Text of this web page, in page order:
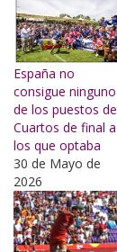
España no
consigue ninguno
de los puestos de
Cuartos de final a
los que optaba
30 de Mayo de
2026